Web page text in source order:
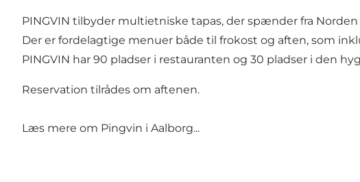
PINGVIN tilbyder multietniske tapas, der spænder fra
Der er fordelagtige menuer både til frokost og aften, som
PINGVIN har 90 pladser i restauranten og 30 pladser i den
Reservation tilrådes om aftenen.
Læs mere om Pingvin i Aalborg...